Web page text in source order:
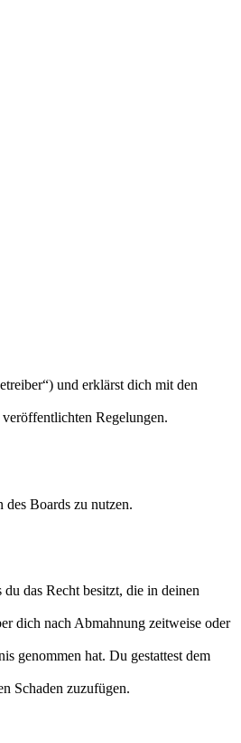
und erklärst dich mit den
Regelungen.
Boards zu nutzen.
das Recht besitzt, die in deinen
dich nach Abmahnung zeitweise oder
genommen hat. Du gestattest dem
Schaden zuzufügen.